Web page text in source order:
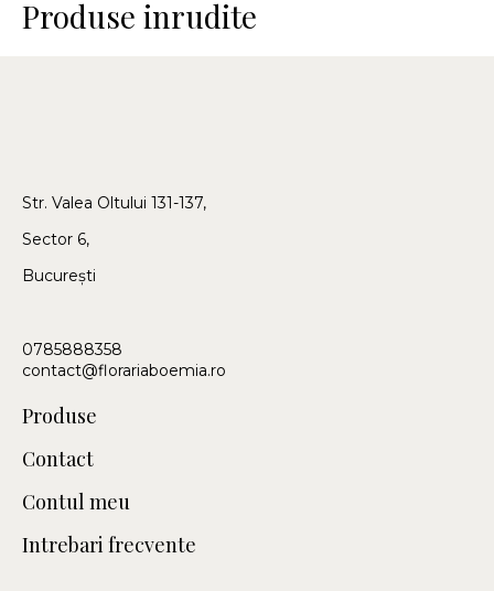
Produse inrudite
Str. Valea Oltului 131-137,
Sector 6,
București
0785888358
contact@florariaboemia.ro
Produse
Contact
Contul meu
Intrebari frecvente